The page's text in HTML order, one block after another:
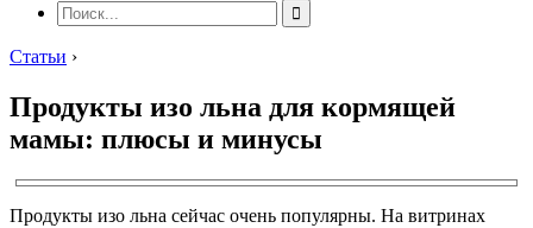
Статьи ›
Продукты изо льна для кормящей
мамы: плюсы и минусы
Продукты изо льна сейчас очень популярны. На витринах